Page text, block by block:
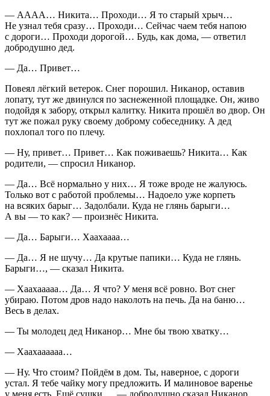
— АААА… Никита… Проходи… Я то старый хрыч…
Не узнал тебя сразу… Проходи… Сейчас чаем тебя напою
с дороги… Проходи дорогой… Будь, как дома, — ответил
добродушно дед.
— Да… Привет…
Повеял лёгкий ветерок. Снег порошил. Никанор, оставив
лопату, тут же двинулся по заснеженной площадке. Он, живо
подойдя к забору, открыл калитку. Никита прошёл во двор. Он
тут же пожал руку своему доброму собеседнику. А дед
похлопал того по плечу.
— Ну, привет… Привет… Как поживаешь? Никита… Как
родители, — спросил Никанор.
— Да… Всё нормально у них… Я тоже вроде не жалуюсь.
Только вот с работой проблемы… Надоело уже корпеть
на всяких барыг… Задолбали. Куда не глянь барыги…
А вы — то как? — произнёс Никита.
— Да… Барыги… Хаахаааа…
— Да… Я не шучу… Да крутые папики… Куда не глянь.
Барыги…, — сказал Никита.
— Хаахааааа… Да… Я что? У меня всё ровно. Вот снег
убираю. Потом дров надо наколоть на печь. Да на баню…
Весь в делах.
— Ты молодец дед Никанор… Мне бы твою хватку…
— Хаахаааааа…
— Ну. Что стоим? Пойдём в дом. Ты, наверное, с дороги
устал. Я тебе чайку могу предложить. И малиновое варенье
у меня есть. Ещё сушки…, — добродушно сказал Никанор.